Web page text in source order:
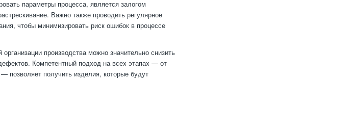
параметры процесса, является залогом
Важно также проводить регулярное
чтобы минимизировать риск ошибок в процессе
производства можно значительно снизить
Компетентный подход на всех этапах — от
позволяет получить изделия, которые будут